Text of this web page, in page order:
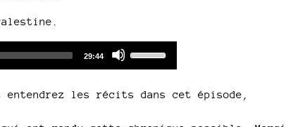
Total
29:44
keys
entendrez les récits dans cet épisode,